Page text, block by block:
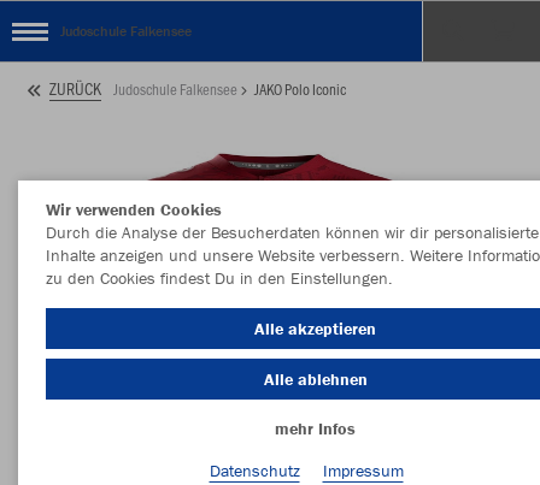
Judoschule Falkensee
ZURÜCK Judoschule Falkensee JAKO Polo Iconic
Wir verwenden Cookies
Durch die Analyse der Besucherdaten können wir dir personalisierte
Inhalte anzeigen und unsere Website verbessern. Weitere
zu den Cookies findest Du in den Einstellungen.
Alle akzeptieren
Alle ablehnen
mehr Infos
Datenschutz
Impressum